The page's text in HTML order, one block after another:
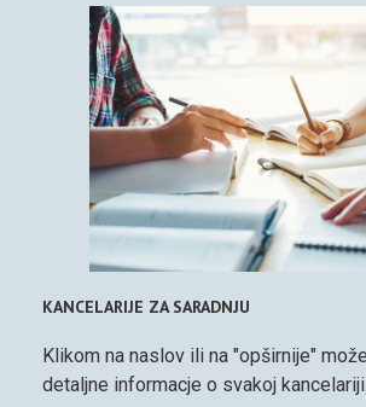
KANCELARIJE ZA SARADNJU
Klikom na naslov ili na "opširnije"
detaljne informacje o svakoj kancelariji.